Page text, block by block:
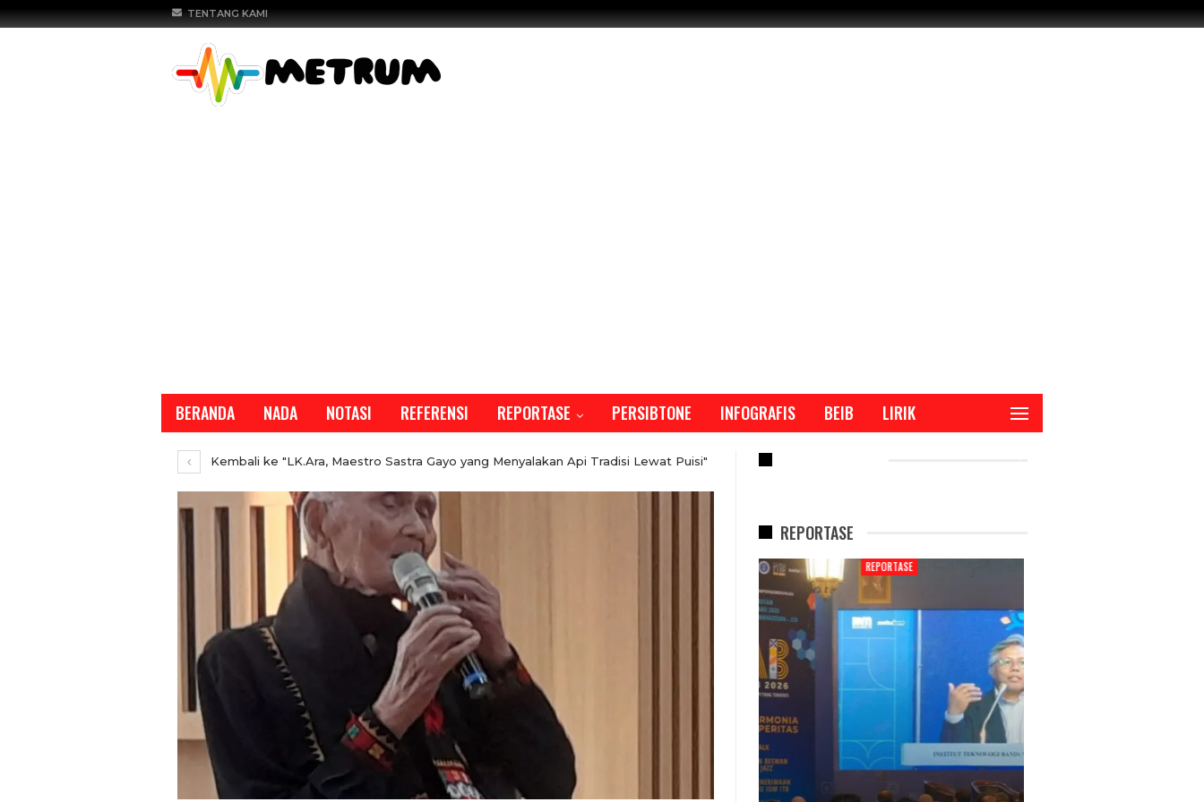
TENTANG KAMI
BERANDA NADA NOTASI REFERENSI REPORTASE PERSIBTONE INFOGRAFIS BEIB LIRIK
Kembali ke "LK.Ara, Maestro Sastra Gayo yang Menyalakan Api Tradisi Lewat Puisi"
REPORTASE
REPORTASE REPORTASE